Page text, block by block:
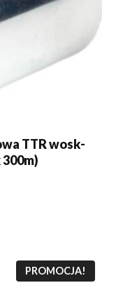
TTR wosk-
PROMOCJA!